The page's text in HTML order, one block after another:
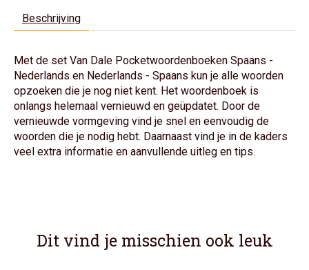
Beschrijving
Met de set Van Dale Pocketwoordenboeken Spaans -
Nederlands en Nederlands - Spaans kun je alle woorden
opzoeken die je nog niet kent. Het woordenboek is
onlangs helemaal vernieuwd en geüpdatet. Door de
vernieuwde vormgeving vind je snel en eenvoudig de
woorden die je nodig hebt. Daarnaast vind je in de kaders
veel extra informatie en aanvullende uitleg en tips.
Dit vind je misschien ook leuk